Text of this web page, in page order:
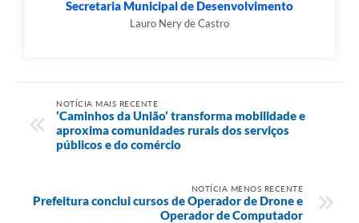
Secretaria Municipal de Desenvolvimento
Lauro Nery de Castro
NOTÍCIA MAIS RECENTE
‘Caminhos da União’ transforma mobilidade e
aproxima comunidades rurais dos serviços
públicos e do comércio
NOTÍCIA MENOS RECENTE
Prefeitura conclui cursos de Operador de Drone e
Operador de Computador